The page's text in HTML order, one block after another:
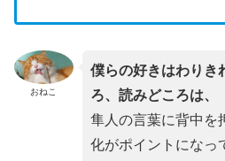
おねこ
僕らの好きはわりき
ろ、読みどころは、
隼人の言葉に背中を
化がポイントになっ